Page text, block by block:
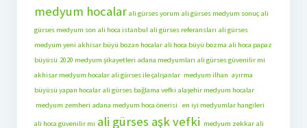
medyum hocalar ali gürses yorum ali gürses medyum sonuç ali
gürses medyum son ali hoca istanbul ali gürses referansları ali gürses
medyum yeni akhisar büyü bozan hocalar ali hoca büyü bozma ali hoca papaz
büyüsü 2020 medyum şikayetleri adana medyumları ali gürses güvenilir mi
akhisar medyum hocalar ali gürses ile çalışanlar medyum ilhan ayırma
büyüsü yapan hocalar ali gürses bağlama vefki alaşehir medyum hocalar
medyum zemheri adana medyum hoca önerisi en iyi medyumlar hangileri
ali hoca güvenilir mi ali gürses aşk vefki medyum zekkar ali